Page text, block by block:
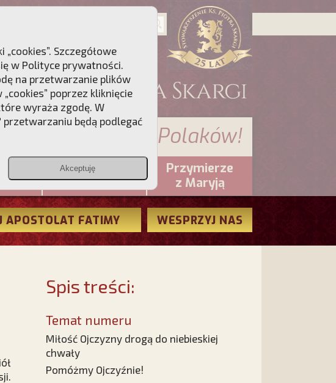
sumienia Polaków!
PCh24.pl
Przymierze
z Maryją
APOSTOLAT FATIMY WESPRZYJ NAS
Spis treści:
Temat numeru
Miłość Ojczyzny drogą do niebieskiej
chwały
Pomóżmy Ojczyźnie!
Szczegółowe
w Polityce prywatności.
na przetwarzanie plików
poprzez kliknięcie
wyraża zgodę. W
będą podlegać
Akceptuję